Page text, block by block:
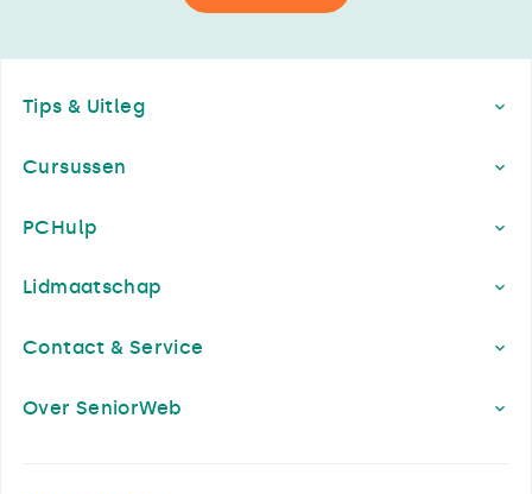
Tips & Uitleg
Cursussen
PCHulp
Lidmaatschap
Contact & Service
Over SeniorWeb